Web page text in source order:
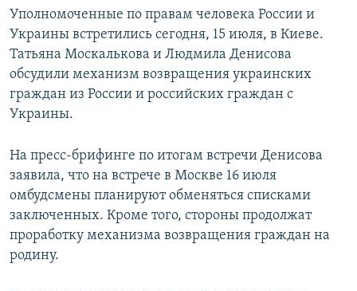
Уполномоченные по правам человека России и
Украины встретились сегодня, 15 июля, в Киеве.
Татьяна Москалькова и Людмила Денисова
обсудили механизм возвращения украинских
граждан из России и российских граждан с
Украины.
На пресс-брифинге по итогам встречи Денисова
заявила, что на встрече в Москве 16 июля
омбудсмены планируют обменяться списками
заключенных. Кроме того, стороны продолжат
проработку механизма возвращения граждан на
родину.